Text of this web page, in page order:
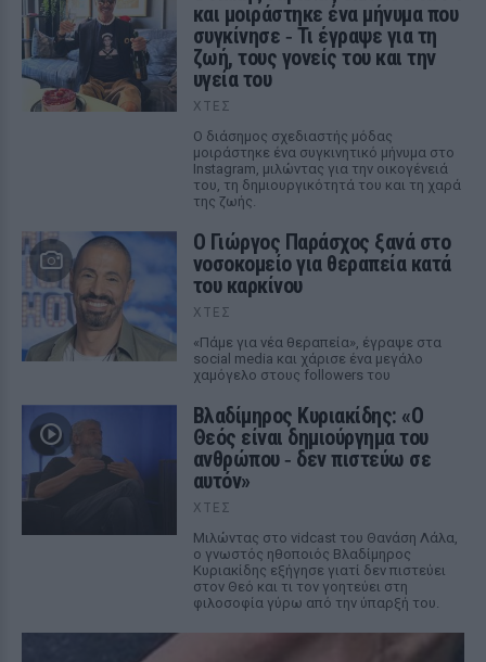
και μοιράστηκε ένα μήνυμα που
συγκίνησε ‑ Τι έγραψε για τη
ζωή, τους γονείς του και την
υγεία του
ΧΤΕΣ
Ο διάσημος σχεδιαστής μόδας
μοιράστηκε ένα συγκινητικό μήνυμα στο
Instagram, μιλώντας για την οικογένειά
του, τη δημιουργικότητά του και τη χαρά
της ζωής.
O Γιώργος Παράσχος ξανά στο
νοσοκομείο για θεραπεία κατά
του καρκίνου
ΧΤΕΣ
«Πάμε για νέα θεραπεία», έγραψε στα
social media και χάρισε ένα μεγάλο
χαμόγελο στους followers του
Βλαδίμηρος Κυριακίδης: «Ο
Θεός είναι δημιούργημα του
ανθρώπου ‑ δεν πιστεύω σε
αυτόν»
ΧΤΕΣ
Μιλώντας στο vidcast του Θανάση Λάλα,
ο γνωστός ηθοποιός Βλαδίμηρος
Κυριακίδης εξήγησε γιατί δεν πιστεύει
στον Θεό και τι τον γοητεύει στη
φιλοσοφία γύρω από την ύπαρξή του.